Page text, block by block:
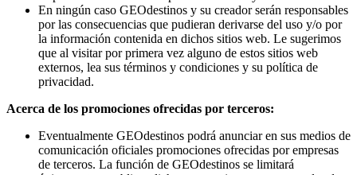
En ningún caso GEOdestinos y su creador serán responsables
por las consecuencias que pudieran derivarse del uso y/o por
la información contenida en dichos sitios web. Le sugerimos
que al visitar por primera vez alguno de estos sitios web
externos, lea sus términos y condiciones y su política de
privacidad.
Acerca de los promociones ofrecidas por terceros:
Eventualmente GEOdestinos podrá anunciar en sus medios de
comunicación oficiales promociones ofrecidas por empresas
de terceros. La función de GEOdestinos se limitará